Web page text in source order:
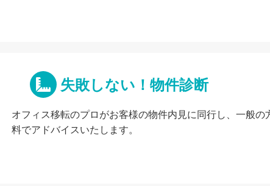
失敗しない！物件診断
オフィス移転のプロがお客様の物件内見に同行し、一般
料でアドバイスいたします。